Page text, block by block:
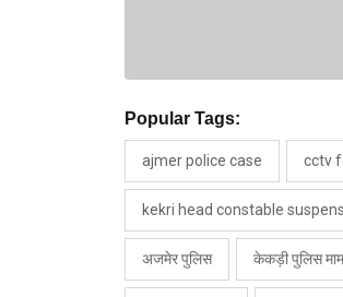
Popular Tags:
ajmer police case cctv
kekri head constable
अजमेर पुलिस केकड़ी पुलिस